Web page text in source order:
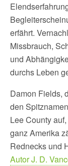
erfährt.
Missbrauch,
und
durchs Leben
Damon Fields,
den
Lee County
ganz Amerika
Rednecks und
Autor J. D.